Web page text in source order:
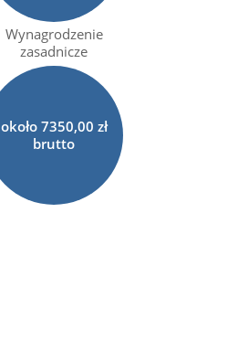
Wynagrodzenie
zasadnicze
około 7350,00 zł
brutto